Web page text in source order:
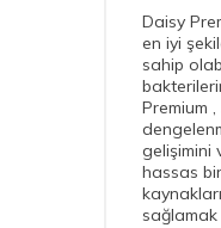
Daisy
en iyi
sahip
Premium
gelişimini
hassas